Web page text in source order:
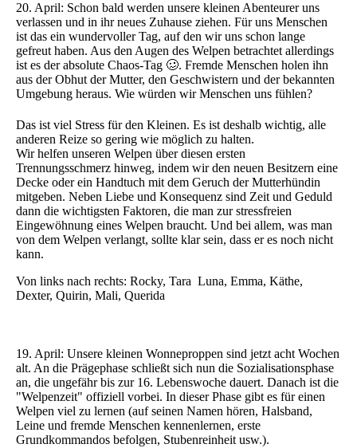
20. April: Schon bald werden unsere kleinen Abenteurer uns
verlassen und in ihr neues Zuhause ziehen. Für uns Menschen
ist das ein wundervoller Tag, auf den wir uns schon lange
gefreut haben. Aus den Augen des Welpen betrachtet allerdings
ist es der absolute Chaos-Tag 🥴. Fremde Menschen holen ihn
aus der Obhut der Mutter, den Geschwistern und der bekannten
Umgebung heraus. Wie würden wir Menschen uns fühlen?
Das ist viel Stress für den Kleinen. Es ist deshalb wichtig, alle
anderen Reize so gering wie möglich zu halten.
Wir helfen unseren Welpen über diesen ersten
Trennungsschmerz hinweg, indem wir den neuen Besitzern eine
Decke oder ein Handtuch mit dem Geruch der Mutterhündin
mitgeben. Neben Liebe und Konsequenz sind Zeit und Geduld
dann die wichtigsten Faktoren, die man zur stressfreien
Eingewöhnung eines Welpen braucht. Und bei allem, was man
von dem Welpen verlangt, sollte klar sein, dass er es noch nicht
kann.
Von links nach rechts: Rocky, Tara Luna, Emma, Käthe,
Dexter, Quirin, Mali, Querida
19. April: Unsere kleinen Wonneproppen sind jetzt acht Wochen
alt. An die Prägephase schließt sich nun die Sozialisationsphase
an, die ungefähr bis zur 16. Lebenswoche dauert. Danach ist die
"Welpenzeit" offiziell vorbei. In dieser Phase gibt es für einen
Welpen viel zu lernen (auf seinen Namen hören, Halsband,
Leine und fremde Menschen kennenlernen, erste
Grundkommandos befolgen, Stubenreinheit usw.).